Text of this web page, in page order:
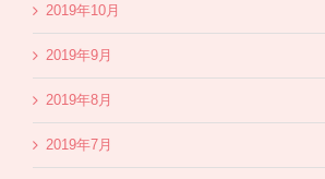
2019年10月
2019年9月
2019年8月
2019年7月